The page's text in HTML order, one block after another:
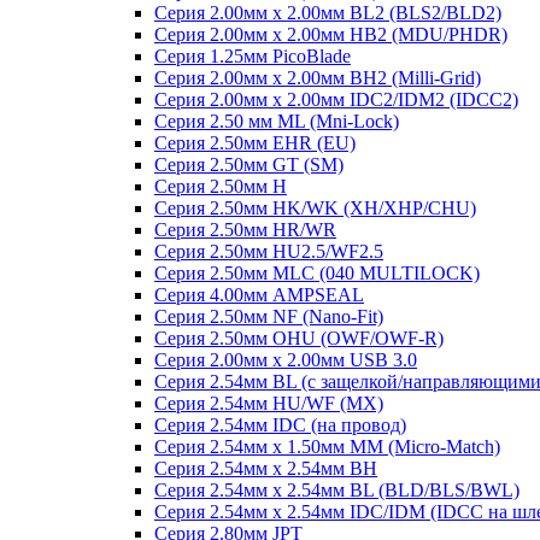
Серия 2.00мм x 2.00мм BL2 (BLS2/BLD2)
Серия 2.00мм x 2.00мм HB2 (MDU/PHDR)
Серия 1.25мм PicoBlade
Серия 2.00мм х 2.00мм BH2 (Milli-Grid)
Серия 2.00мм х 2.00мм IDC2/IDM2 (IDCC2)
Серия 2.50 мм ML (Mni-Lock)
Серия 2.50мм EHR (EU)
Серия 2.50мм GT (SM)
Серия 2.50мм H
Серия 2.50мм HK/WK (XH/XHP/CHU)
Серия 2.50мм HR/WR
Серия 2.50мм HU2.5/WF2.5
Серия 2.50мм MLC (040 MULTILOCK)
Серия 4.00мм AMPSEAL
Серия 2.50мм NF (Nano-Fit)
Серия 2.50мм OHU (OWF/OWF-R)
Серия 2.00мм x 2.00мм USB 3.0
Серия 2.54мм BL (с защелкой/
Серия 2.54мм HU/WF (MX)
Серия 2.54мм IDC (на провод)
Серия 2.54мм х 1.50мм MM (Micro-Match)
Серия 2.54мм х 2.54мм BH
Серия 2.54мм х 2.54мм BL (BLD/BLS/BWL)
Серия 2.54мм х 2.54мм IDC/IDM (IDCC на
Серия 2.80мм JPT